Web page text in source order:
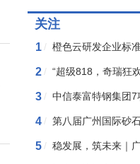
关注
1 / 橙色云研发企业标
2 / “超级818，奇瑞狂
3 / 中信泰富特钢集团7
4 / 第八届广州国际砂
5 / 稳发展，筑未来｜